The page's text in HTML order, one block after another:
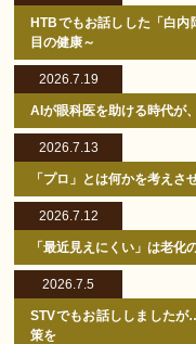
HTBでもお話しした「白
目の健康～
2026.7.19
AIが眼科医を助ける時代が
2026.7.13
「プロ」とは何かを考えさ
2026.7.12
「最近見えにくい」は老
2026.7.5
STVでもお話ししました
策を